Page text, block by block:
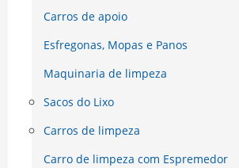
Carros de apoio
Esfregonas, Mopas e Panos
Maquinaria de limpeza
Sacos do Lixo
Carros de limpeza
Carro de limpeza com Espremedor